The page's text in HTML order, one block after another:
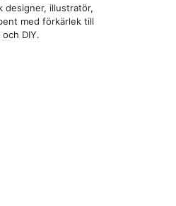
designer, illustratör,
med förkärlek till
DIY.